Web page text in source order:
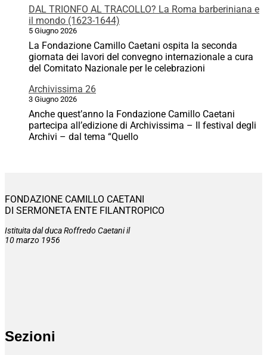
DAL TRIONFO AL TRACOLLO? La Roma barberiniana e
il mondo (1623-1644)
5 Giugno 2026
La Fondazione Camillo Caetani ospita la seconda
giornata dei lavori del convegno internazionale a cura
del Comitato Nazionale per le celebrazioni
Archivissima 26
3 Giugno 2026
Anche quest’anno la Fondazione Camillo Caetani
partecipa all’edizione di Archivissima – Il festival degli
Archivi – dal tema “Quello
FONDAZIONE CAMILLO CAETANI
DI SERMONETA ENTE FILANTROPICO
Istituita dal duca Roffredo Caetani il
10 marzo 1956
Sezioni